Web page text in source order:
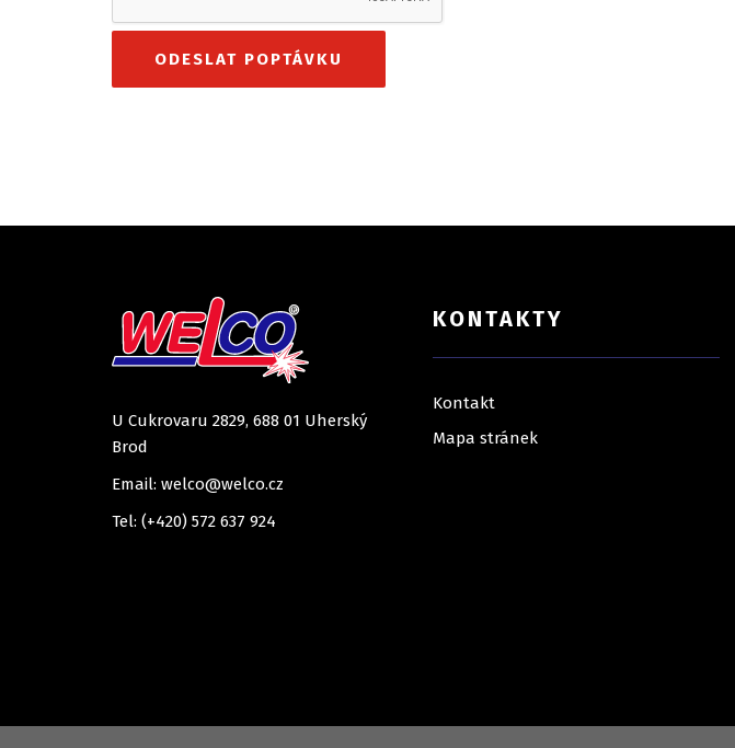
U Cukrovaru 2829, 688 01 Uherský
Brod
Email: welco@welco.cz
Tel: (+420) 572 637 924
KONTAKTY
Kontakt
Mapa stránek